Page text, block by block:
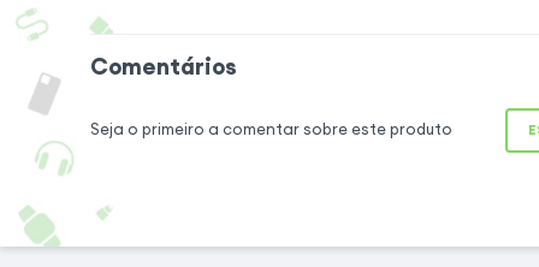
e elegante,
permitindo-lhe
que possa
Comentários
Seja o primeiro a comentar sobre este produto